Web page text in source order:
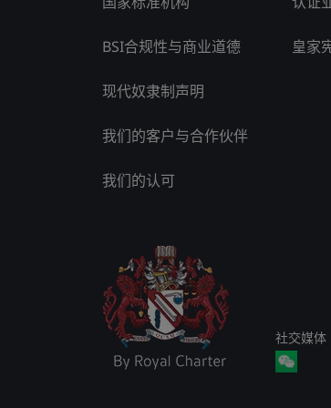
BSI合规性与商业道德
现代奴隶制声明
我们的客户与合作伙伴
我们的认可
皇家
社交媒体